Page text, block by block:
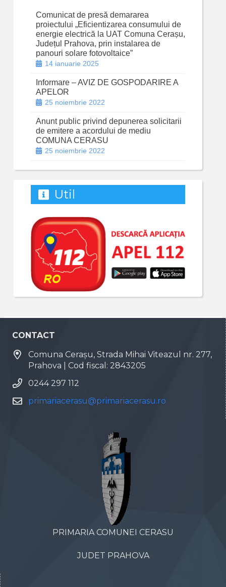
Comunicat de presă demararea
proiectului „Eficientizarea consumului de
energie electrică la UAT Comuna Cerașu,
Județul Prahova, prin instalarea de
panouri solare fotovoltaice”
14 ianuarie 2025
Informare – AVIZ DE GOSPODARIRE A
APELOR
25 noiembrie 2022
Anunt public privind depunerea solicitarii
de emitere a acordului de mediu
COMUNA CERASU
25 noiembrie 2022
Util
CONTACT
Comuna Cerașu, Strada Mihai Viteazul nr. 277,
Prahova | Cod fiscal: 2843205
0244 297 112
primariacerasu@primariacerasu.ro
PRIMARIA COMUNEI CERASU
JUDET PRAHOVA